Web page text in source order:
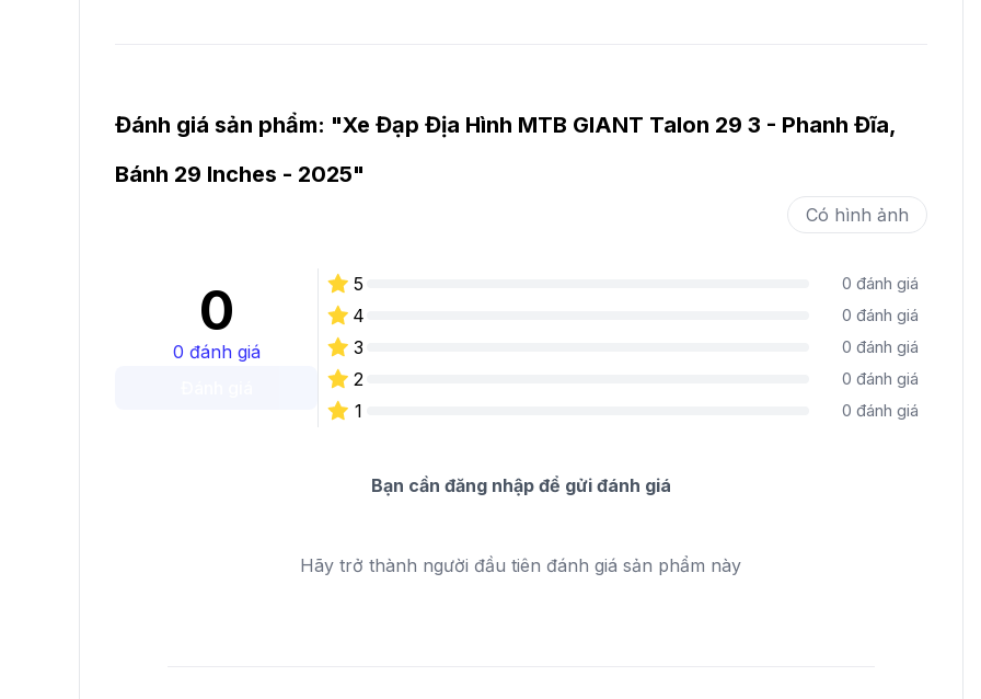
Đánh giá sản phẩm: "Xe Đạp Địa Hình MTB GIANT Talon 29 3 - Phanh Đĩa,
Bánh 29 Inches - 2025"
Có hình ảnh
0
0 đánh giá
5 0 đánh giá
4 0 đánh giá
3 0 đánh giá
2 0 đánh giá
1 0 đánh giá
Bạn cần đăng nhập để gửi đánh giá
Hãy trở thành người đầu tiên đánh giá sản phẩm này